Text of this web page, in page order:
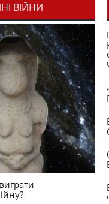
як уособлення
ВІЙНИ